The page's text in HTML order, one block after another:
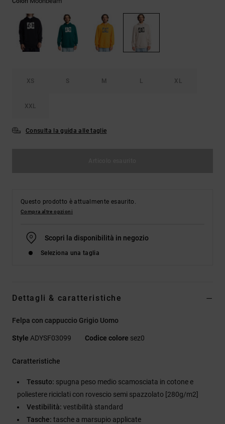
zaini
portamonete
alle
domande
più
frequenti e
accedi al
XS S M L XL
XXL
Consulta la guida alle taglie
Questo prodotto è attualmente esaurito.
Compra altre opzioni
Scopri la disponibilità in negozio
Seleziona una taglia
Dettagli & caratteristiche
Felpa con cappuccio Grigio Uomo
Style ADYSF03099 Codice colore sez0
Caratteristiche
Tessuto: spugna peso medio scamosciata in cotone e
poliestere riciclati con rovescio semi spazzolato [280g/m2]
Vestibilità: vestibilità standard
Tasche: tasche a marsupio applicate